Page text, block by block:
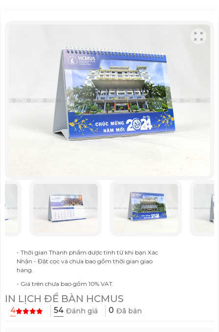
- Thời gian Thành phẩm dược tính từ khi bạn Xác
Nhận - Đặt cọc và chưa bao gồm thời gian giao
hàng.
- Giá trên chưa bao gồm 10% VAT.
IN LỊCH ĐỂ BÀN HCMUS
4 54 Đánh giá 0 Đã bán